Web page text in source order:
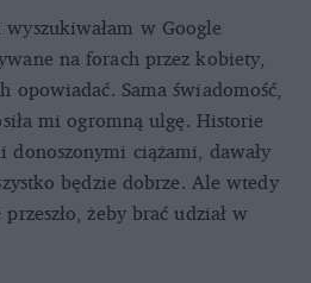
w Google
na forach przez kobiety,
opowiadać. Sama świadomość,
mi ogromną ulgę. Historie
donoszonymi ciążami, dawały
będzie dobrze. Ale wtedy
żeby brać udział w